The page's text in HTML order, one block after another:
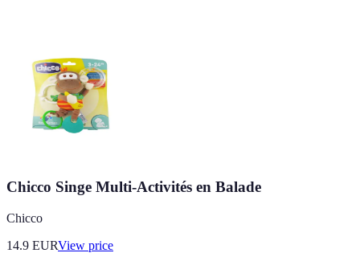
Chicco Singe Multi-Activités en Balade
Chicco
14.9 EURView price